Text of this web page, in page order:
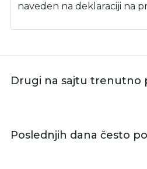
naveden na deklaraciji na
Drugi na sajtu trenutno
Poslednjih dana često